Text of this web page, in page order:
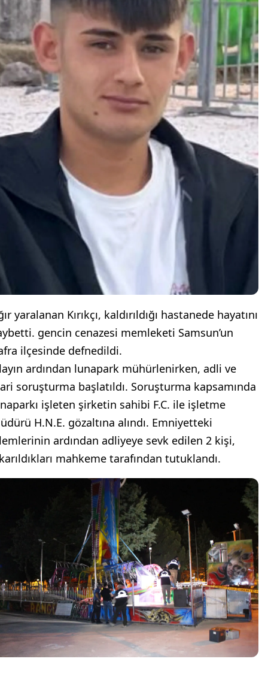
yaralanan Kırıkçı, kaldırıldığı hastanede hayatını
gencin cenazesi memleketi Samsun’un
ilçesinde defnedildi.
ardından lunapark mühürlenirken, adli ve
soruşturma başlatıldı. Soruşturma kapsamında
işleten şirketin sahibi F.C. ile işletme
H.N.E. gözaltına alındı. Emniyetteki
ardından adliyeye sevk edilen 2 kişi,
mahkeme tarafından tutuklandı.